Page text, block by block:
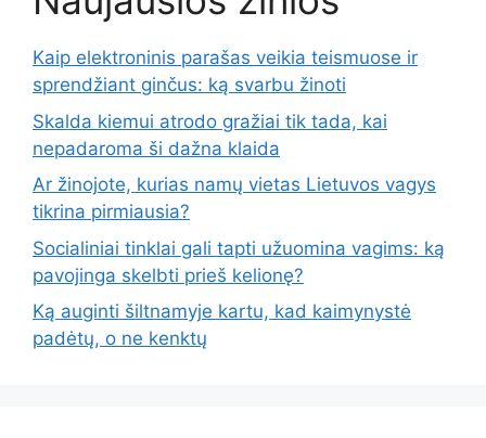
Kaip elektroninis parašas veikia teismuose ir
sprendžiant ginčus: ką svarbu žinoti
Skalda kiemui atrodo gražiai tik tada, kai
nepadaroma ši dažna klaida
Ar žinojote, kurias namų vietas Lietuvos vagys
tikrina pirmiausia?
Socialiniai tinklai gali tapti užuomina vagims: ką
pavojinga skelbti prieš kelionę?
Ką auginti šiltnamyje kartu, kad kaimynystė
padėtų, o ne kenktų